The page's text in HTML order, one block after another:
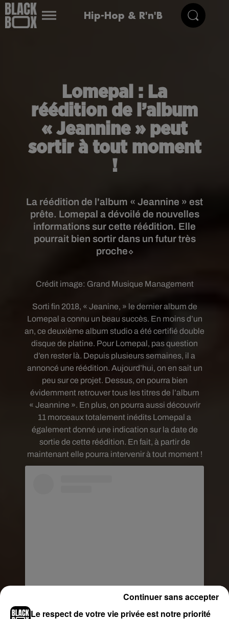
Hip-Hop & R'n'B
Lomepal : La
réédition de l’album
« Jeannine » peut
sortir à tout moment
!
La réédition de l'album « Jeannine » est
prête. Lomepal a dévoilé de nouvelles
informations sur cette réédition. Elle
pourrait bien sortir dans un futur très
proche⬦
Crédit image: Grand Musique Management
Sorti fin 2018, « Jeanine, » le dernier album de
Lomepal a connu un beau succès. En moins d’un
an, ce deuxième album studio a été certifié double
disque de platine. Pour Lomepal, pas question
d’en rester là. Depuis plusieurs semaines, il a
annoncé une réédition. Aujourd’hui, on en sait un
peu sur ce projet. Dessus, on pourra bien
évidemment retrouver tous les titres de l’album
« Jeannine ». En plus, on pourra aussi découvrir
11 morceaux totalement inédits Lomepal a
également donné une indication sur la date de
sortie de cette réédition. En fait, à partir de
maintenant elle pourra intervenir à tout moment !
Voir cette publication sur Instagram
Ah mais c’est vrai que ya toujours cette réédition
Le respect de votre vie privée est notre priorité
Continuer sans accepter